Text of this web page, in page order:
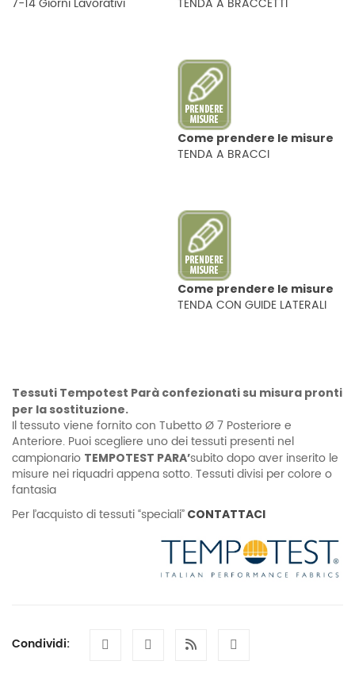
Come prendere le misure
TENDA A BRACCI
Come prendere le misure
TENDA CON GUIDE LATERALI
Tessuti Tempotest Parà confezionati su misura pronti
per la sostituzione.
Il tessuto viene fornito con Tubetto Ø 7 Posteriore e
Anteriore. Puoi scegliere uno dei tessuti presenti nel
campionario TEMPOTEST PARA’subito dopo aver inserito le
misure nei riquadri appena sotto. Tessuti divisi per colore o
fantasia
Per l’acquisto di tessuti “speciali” CONTATTACI
Condividi: